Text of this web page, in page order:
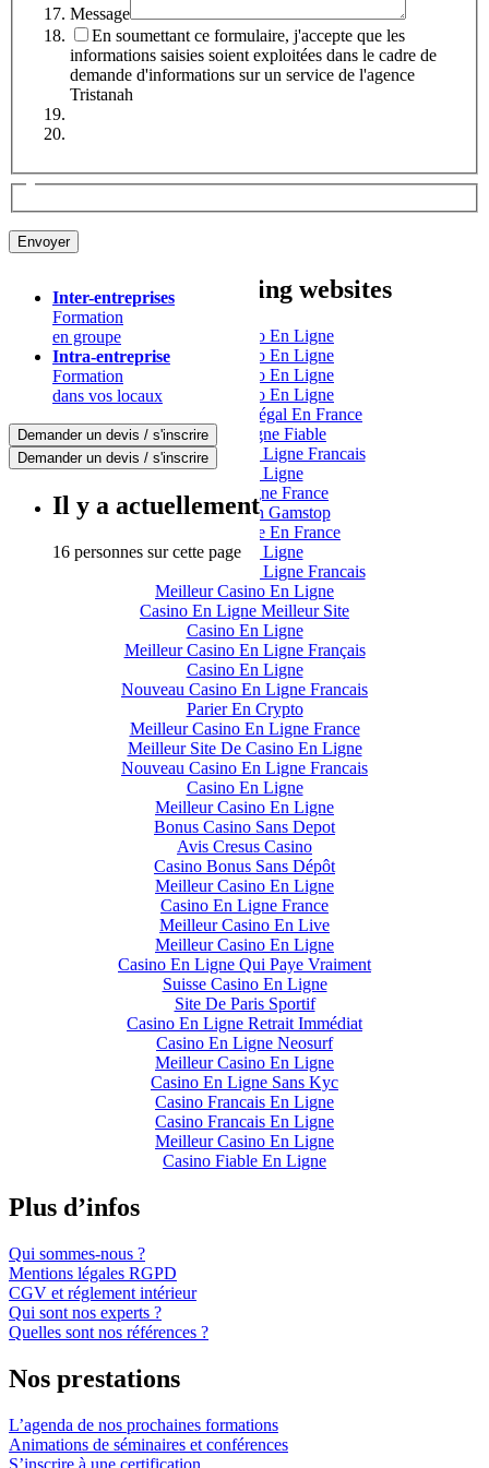
Message
En soumettant ce formulaire, j'accepte que les
informations saisies soient exploitées dans le cadre de
demande d'informations sur un service de l'agence
Tristanah
Inter-entreprises
Formation
en groupe
Intra-entreprise
Formation
dans vos locaux
Demander un devis / s'inscrire
Demander un devis / s'inscrire
Il y a actuellement
16 personnes sur cette page
Other interesting websites
Meilleur Casino En Ligne
Meilleur Casino En Ligne
Meilleur Casino En Ligne
Meilleur Casino En Ligne
Casino En Ligne Légal En France
Casino En Ligne Fiable
Meilleur Casino En Ligne Francais
Casino En Ligne
Casino En Ligne France
Casino Not On Gamstop
Casino En Ligne En France
Casino En Ligne
Meilleur Casino En Ligne Francais
Meilleur Casino En Ligne
Casino En Ligne Meilleur Site
Casino En Ligne
Meilleur Casino En Ligne Français
Casino En Ligne
Nouveau Casino En Ligne Francais
Parier En Crypto
Meilleur Casino En Ligne France
Meilleur Site De Casino En Ligne
Nouveau Casino En Ligne Francais
Casino En Ligne
Meilleur Casino En Ligne
Bonus Casino Sans Depot
Avis Cresus Casino
Casino Bonus Sans Dépôt
Meilleur Casino En Ligne
Casino En Ligne France
Meilleur Casino En Live
Meilleur Casino En Ligne
Casino En Ligne Qui Paye Vraiment
Suisse Casino En Ligne
Site De Paris Sportif
Casino En Ligne Retrait Immédiat
Casino En Ligne Neosurf
Meilleur Casino En Ligne
Casino En Ligne Sans Kyc
Casino Francais En Ligne
Casino Francais En Ligne
Meilleur Casino En Ligne
Casino Fiable En Ligne
Plus d’infos
Qui sommes-nous ?
Mentions légales RGPD
CGV et réglement intérieur
Qui sont nos experts ?
Quelles sont nos références ?
Nos prestations
L’agenda de nos prochaines formations
Animations de séminaires et conférences
S’inscrire à une certification